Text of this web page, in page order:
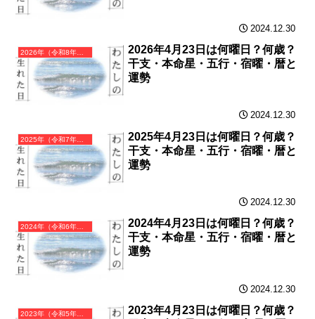
2024.12.30
2026年（令和8年）丙午（ひのえうま）・午年（うま年）カレンダー（月曜はじまり）
2026年4月23日は何曜日？何歳？
干支・本命星・五行・宿曜・暦と
運勢
2024.12.30
2025年（令和7年）乙巳（きのとみ）・巳年（へび年）カレンダー（月曜はじまり）
2025年4月23日は何曜日？何歳？
干支・本命星・五行・宿曜・暦と
運勢
2024.12.30
2024年（令和6年）甲辰（きのえたつ）・辰年（たつ年）カレンダー（月曜はじまり）
2024年4月23日は何曜日？何歳？
干支・本命星・五行・宿曜・暦と
運勢
2024.12.30
2023年（令和5年）癸卯（みずのとう）・卯年（うさぎ年）カレンダー（月曜はじまり）
2023年4月23日は何曜日？何歳？